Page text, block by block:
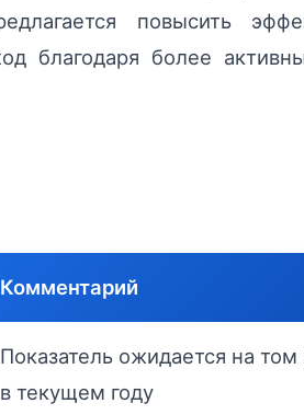
повысить
благодаря более
Комментарий
Показатель ожидается на
в текущем году